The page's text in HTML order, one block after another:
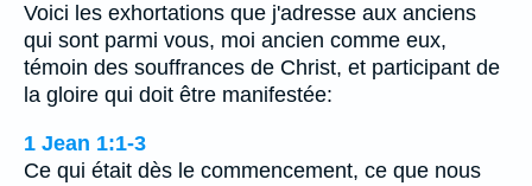
Voici les exhortations que j'adresse aux anciens
qui sont parmi vous, moi ancien comme eux,
témoin des souffrances de Christ, et participant de
la gloire qui doit être manifestée:
1 Jean 1:1-3
Ce qui était dès le commencement, ce que nous